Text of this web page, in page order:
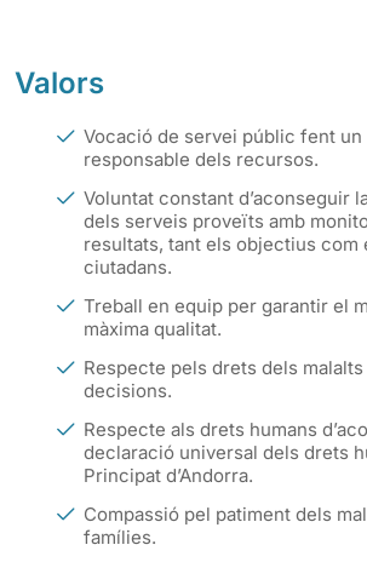
Valors
Vocació de servei públic fent un
responsable dels recursos.
Voluntat constant d’aconseguir
dels serveis proveïts amb
resultats, tant els objectius com
ciutadans.
Treball en equip per garantir el
màxima qualitat.
Respecte pels drets dels
decisions.
Respecte als drets humans
declaració universal dels drets
Principat d’Andorra.
Compassió pel patiment dels
famílies.